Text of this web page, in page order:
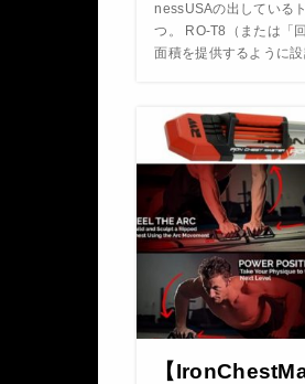
nessUSAの出している
つ。 RO-T8（または「
面積を提供するように
【